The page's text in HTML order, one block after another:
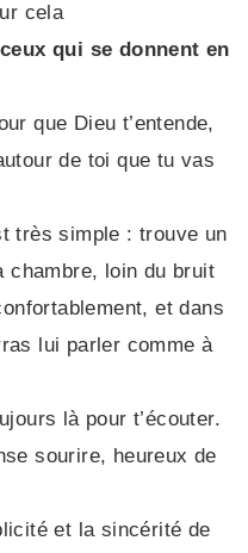
cela
qui se donnent en
que Dieu t’entende,
de toi que tu vas
très simple : trouve un
chambre, loin du bruit
et dans
lui parler comme à
là pour t’écouter.
sourire, heureux de
et la sincérité de